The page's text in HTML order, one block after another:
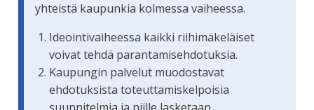
yhteistä kaupunkia kolmessa vaiheessa.
Ideointivaiheessa kaikki riihimäkeläiset
voivat tehdä parantamisehdotuksia.
Kaupungin palvelut muodostavat
ehdotuksista toteuttamiskelpoisia